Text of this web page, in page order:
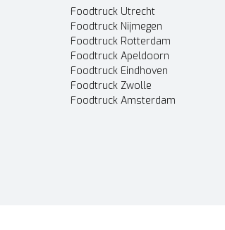
Foodtruck Utrecht
Foodtruck Nijmegen
Foodtruck Rotterdam
Foodtruck Apeldoorn
Foodtruck Eindhoven
Foodtruck Zwolle
Foodtruck Amsterdam